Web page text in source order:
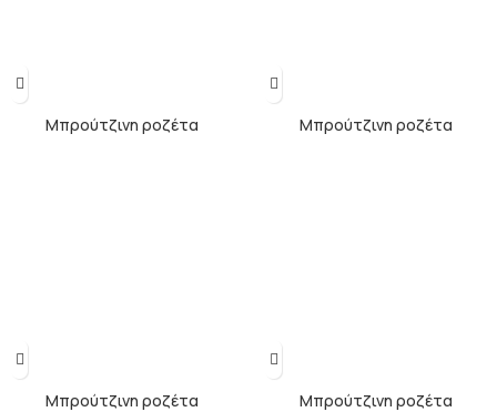
Μπρούτζινη ροζέτα Μπρούτζινη ροζέτα
Μπρούτζινη ροζέτα Μπρούτζινη ροζέτα